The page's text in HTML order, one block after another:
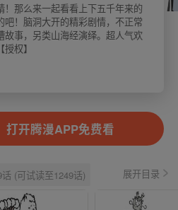
那么来一起看看上下五千年来的
吧！脑洞大开的精彩剧情，不正常
故事，另类山海经演绎。超人气欢
权】
打开腾漫APP免费看
(可试读至1249话) 展开目录